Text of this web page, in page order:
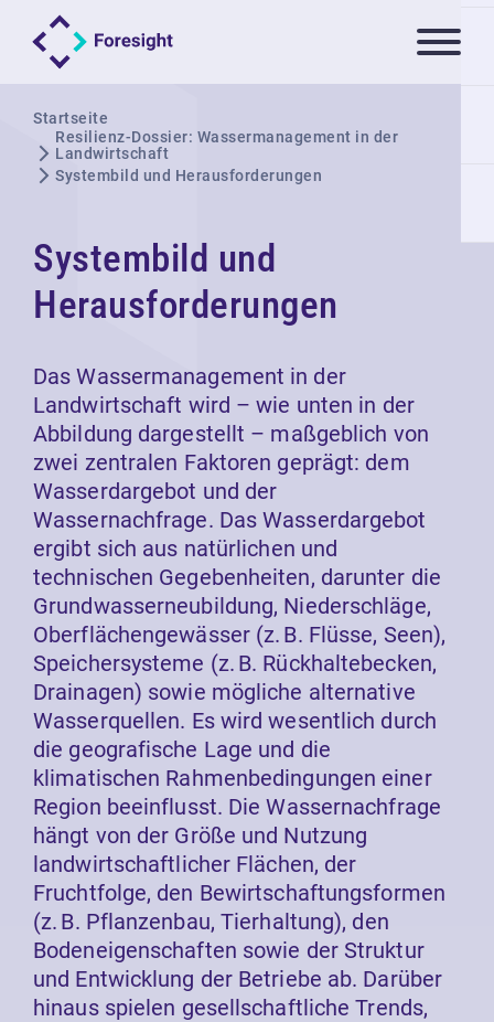
Startseite
Resilienz-Dossier: Wassermanagement in der
Landwirtschaft
Systembild und Herausforderungen
Systembild und
Herausforderungen
Das Wassermanagement in der
Landwirtschaft wird – wie unten in der
Abbildung dargestellt – maßgeblich von
zwei zentralen Faktoren geprägt: dem
Wasserdargebot und der
Wassernachfrage. Das Wasserdargebot
ergibt sich aus natürlichen und
technischen Gegebenheiten, darunter die
Grundwasserneubildung, Niederschläge,
Oberflächengewässer (z. B. Flüsse, Seen),
Speichersysteme (z. B. Rückhaltebecken,
Drainagen) sowie mögliche alternative
Wasserquellen. Es wird wesentlich durch
die geografische Lage und die
klimatischen Rahmenbedingungen einer
Region beeinflusst. Die Wassernachfrage
hängt von der Größe und Nutzung
landwirtschaftlicher Flächen, der
Fruchtfolge, den Bewirtschaftungsformen
(z. B. Pflanzenbau, Tierhaltung), den
Bodeneigenschaften sowie der Struktur
und Entwicklung der Betriebe ab. Darüber
hinaus spielen gesellschaftliche Trends,